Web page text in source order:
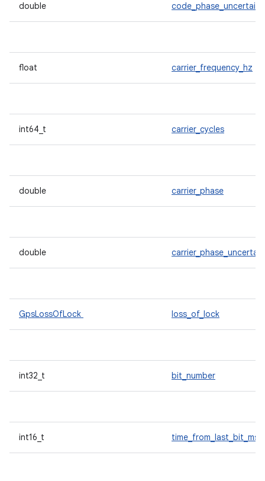
double
float carrier_frequency_hz
int64_t carrier_cycles
double carrier_phase
double
GpsLossOfLock loss_of_lock
int32_t bit_number
int16_t time_from_last_bit_ms